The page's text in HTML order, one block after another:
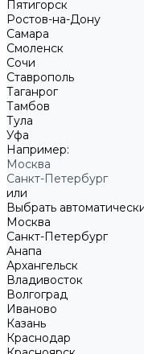
Пятигорск
Ростов-на-Дону
Самара
Смоленск
Сочи
Ставрополь
Таганрог
Тамбов
Тула
Уфа
Например:
Москва
Санкт-Петербург
или
Выбрать
Москва
Санкт-Петербург
Анапа
Архангельск
Владивосток
Волгоград
Иваново
Казань
Краснодар